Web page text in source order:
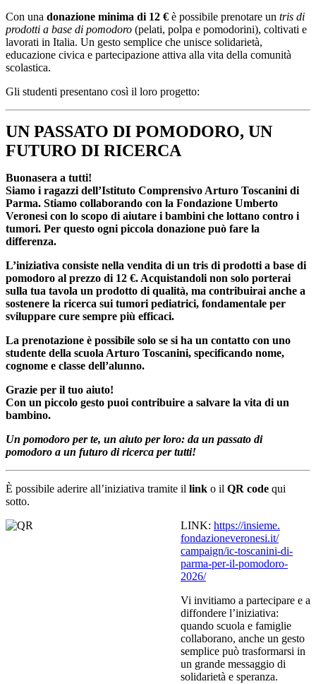
Con una donazione minima di 12 € è possibile prenotare un tris di
prodotti a base di pomodoro (pelati, polpa e pomodorini), coltivati e
lavorati in Italia. Un gesto semplice che unisce solidarietà,
educazione civica e partecipazione attiva alla vita della comunità
scolastica.
Gli studenti presentano così il loro progetto:
UN PASSATO DI POMODORO, UN
FUTURO DI RICERCA
Buonasera a tutti!
Siamo i ragazzi dell’Istituto Comprensivo Arturo Toscanini di
Parma. Stiamo collaborando con la Fondazione Umberto
Veronesi con lo scopo di aiutare i bambini che lottano contro i
tumori. Per questo ogni piccola donazione può fare la
differenza.
L’iniziativa consiste nella vendita di un tris di prodotti a base di
pomodoro al prezzo di 12 €. Acquistandoli non solo porterai
sulla tua tavola un prodotto di qualità, ma contribuirai anche a
sostenere la ricerca sui tumori pediatrici, fondamentale per
sviluppare cure sempre più efficaci.
La prenotazione è possibile solo se si ha un contatto con uno
studente della scuola Arturo Toscanini, specificando nome,
cognome e classe dell’alunno.
Grazie per il tuo aiuto!
Con un piccolo gesto puoi contribuire a salvare la vita di un
bambino.
Un pomodoro per te, un aiuto per loro: da un passato di
pomodoro a un futuro di ricerca per tutti!
È possibile aderire all’iniziativa tramite il link o il QR code qui
sotto.
LINK: https://insieme.
fondazioneveronesi.it/
campaign/ic-toscanini-di-
parma-per-il-pomodoro-
2026/
Vi invitiamo a partecipare e a
diffondere l’iniziativa:
quando scuola e famiglie
collaborano, anche un gesto
semplice può trasformarsi in
un grande messaggio di
solidarietà e speranza.